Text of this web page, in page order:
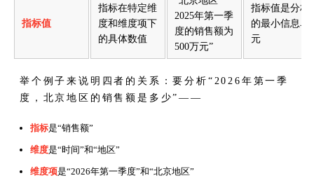
指标值
指标在特定维
度和维度项下
的具体数值
2025年第一季
度的销售额为
500万元”
指标值是分析
的最小信息单
元
举个例子来说明四者的关系：要分析“2026年第一季
度，北京地区的销售额是多少”——
指标是“销售额”
维度是“时间”和“地区”
维度项是“2026年第一季度”和“北京地区”